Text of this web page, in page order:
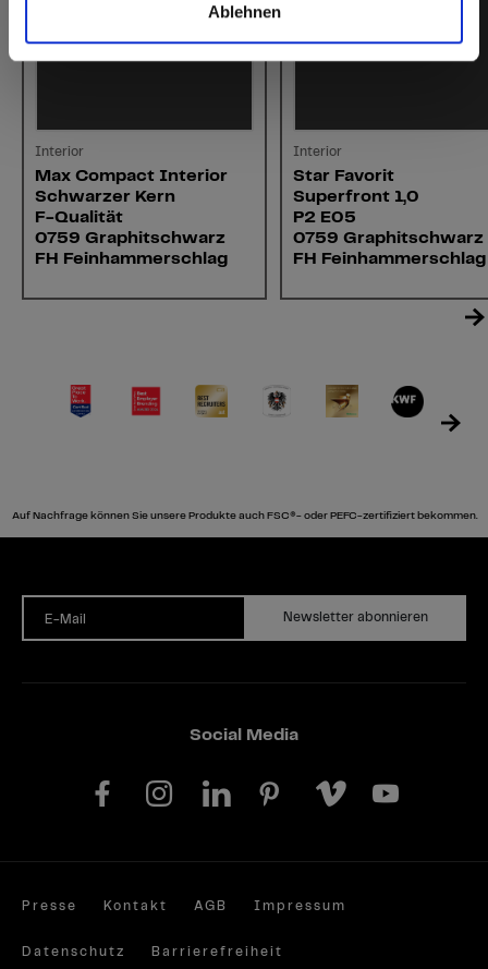
Ablehnen
Interior
Max Compact Interior
Schwarzer Kern
F-Qualität
0759 Graphitschwarz
FH Feinhammerschlag
Interior
Star Favorit
Superfront 1,0
P2 E05
0759 Graphitschwarz
FH Feinhammerschlag
Auf Nachfrage können Sie unsere Produkte auch FSC®- oder PEFC-zertifiziert bekommen.
E-Mail Newsletter abonnieren
Social Media
Presse Kontakt AGB Impressum
Datenschutz Barrierefreiheit